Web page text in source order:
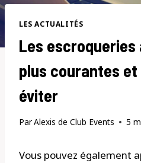
LES ACTUALITÉS
Les escroqueries
plus courantes
éviter
ParAlexis de Club Events 5
Vous pouvez également